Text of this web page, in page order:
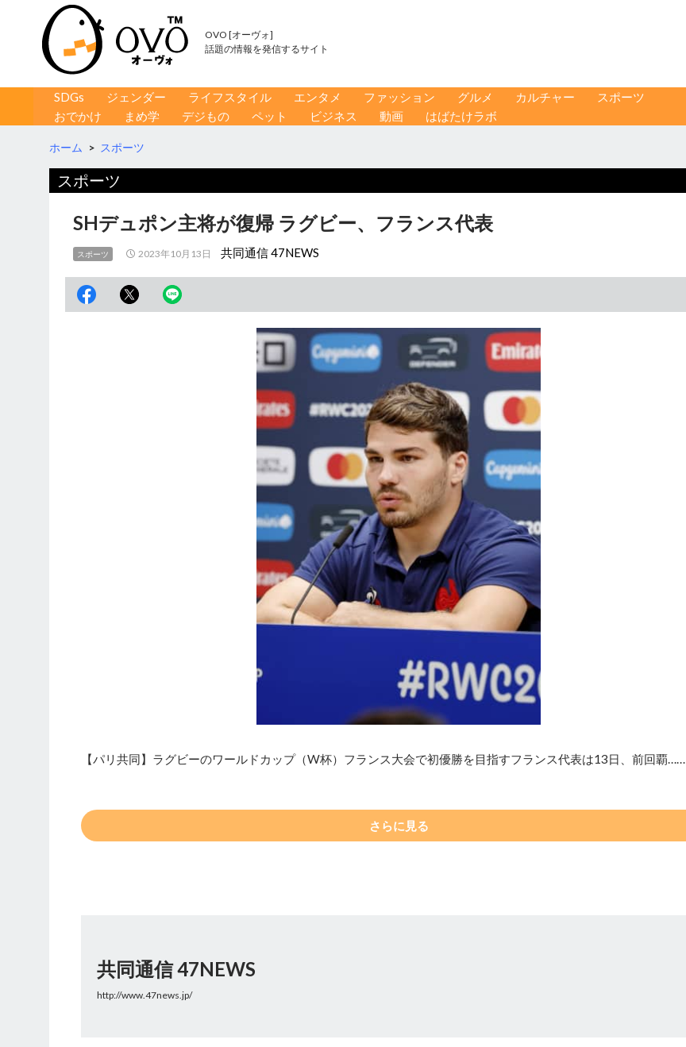
OVO [オーヴォ]
話題の情報を発信するサイト
コンテンツへ移動
SDGs ジェンダー ライフスタイル エンタメ ファッション グルメ カルチャー
スポーツ
おでかけ
まめ学 デジもの ペット ビジネス 動画 はばたけラボ
ホーム > スポーツ
スポーツ
SHデュポン主将が復帰 ラグビー、フランス代表
スポーツ 2023年10月13日 共同通信 47NEWS
【パリ共同】ラグビーのワールドカップ（W杯）フランス大会で初優勝を目指すフランス代表は13日、前回覇……
さらに見る
共同通信 47NEWS
http://www.47news.jp/